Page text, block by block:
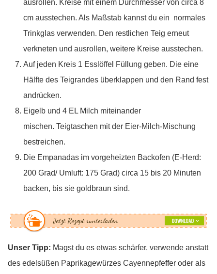
ausrollen. Kreise mit einem Durchmesser von circa 8
cm ausstechen. Als Maßstab kannst du ein normales
Trinkglas verwenden. Den restlichen Teig erneut
verkneten und ausrollen, weitere Kreise ausstechen.
Auf jeden Kreis 1 Esslöffel Füllung geben. Die eine
Hälfte des Teigrandes überklappen und den Rand fest
andrücken.
Eigelb und 4 EL Milch miteinander
mischen. Teigtaschen mit der Eier-Milch-Mischung
bestreichen.
Die Empanadas im vorgeheizten Backofen (E-Herd:
200 Grad/ Umluft: 175 Grad) circa 15 bis 20 Minuten
backen, bis sie goldbraun sind.
Unser Tipp: Magst du es etwas schärfer, verwende anstatt
des edelsüßen Paprikagewürzes Cayennepfeffer oder als